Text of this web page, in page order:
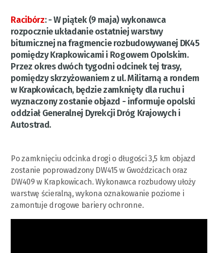
Racibórz:- W piątek (9 maja) wykonawca
rozpocznie układanie ostatniej warstwy
bitumicznej na fragmencie rozbudowywanej DK45
pomiędzy Krapkowicami i Rogowem Opolskim.
Przez okres dwóch tygodni odcinek tej trasy,
pomiędzy skrzyżowaniem z ul. Militarną a rondem
w Krapkowicach, będzie zamknięty dla ruchu i
wyznaczony zostanie objazd - informuje opolski
oddział Generalnej Dyrekcji Dróg Krajowych i
Autostrad.
Po zamknięciu odcinka drogi o długości 3,5 km objazd
zostanie poprowadzony DW415 w Gwoździcach oraz
DW409 w Krapkowicach. Wykonawca rozbudowy ułoży
warstwę ścieralną, wykona oznakowanie poziome i
zamontuje drogowe bariery ochronne.